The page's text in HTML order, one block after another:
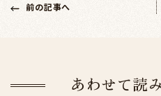
前の記事へ
あわせて読